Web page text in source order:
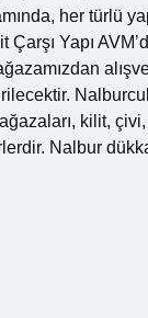
her türlü
Yapı
kilit,
Nalbur